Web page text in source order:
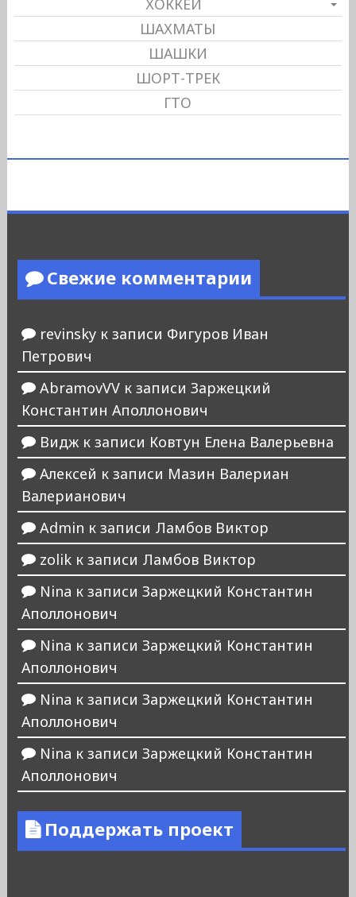
ШАХМАТЫ
ШАШКИ
ШОРТ-ТРЕК
ГТО
Свежие комментарии
revinskyк записи Фигуров Иван
Петрович
AbramovVVк записи Заржецкий
Константин Аполлонович
Виджк записи Ковтун Елена Валерьевна
Алексей к записи Мазин Валериан
Валерианович
Admin к записи Ламбов Виктор
zolikк записи Ламбов Виктор
Nina к записи Заржецкий Константин
Аполлонович
Nina к записи Заржецкий Константин
Аполлонович
Nina к записи Заржецкий Константин
Аполлонович
Nina к записи Заржецкий Константин
Аполлонович
Поддержать проект